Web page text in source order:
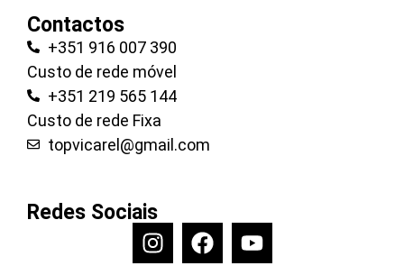
Contactos
+351 916 007 390
Custo de rede móvel
+351 219 565 144
Custo de rede Fixa
topvicarel@gmail.com
Redes Sociais